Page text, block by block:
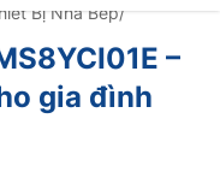
Bị Nhà Bếp/
–
gia đình